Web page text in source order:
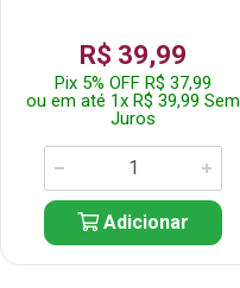
R$ 39,99
Pix 5% OFF R$ 37,99
ou em até 1x R$ 39,99 Sem
Juros
Adicionar